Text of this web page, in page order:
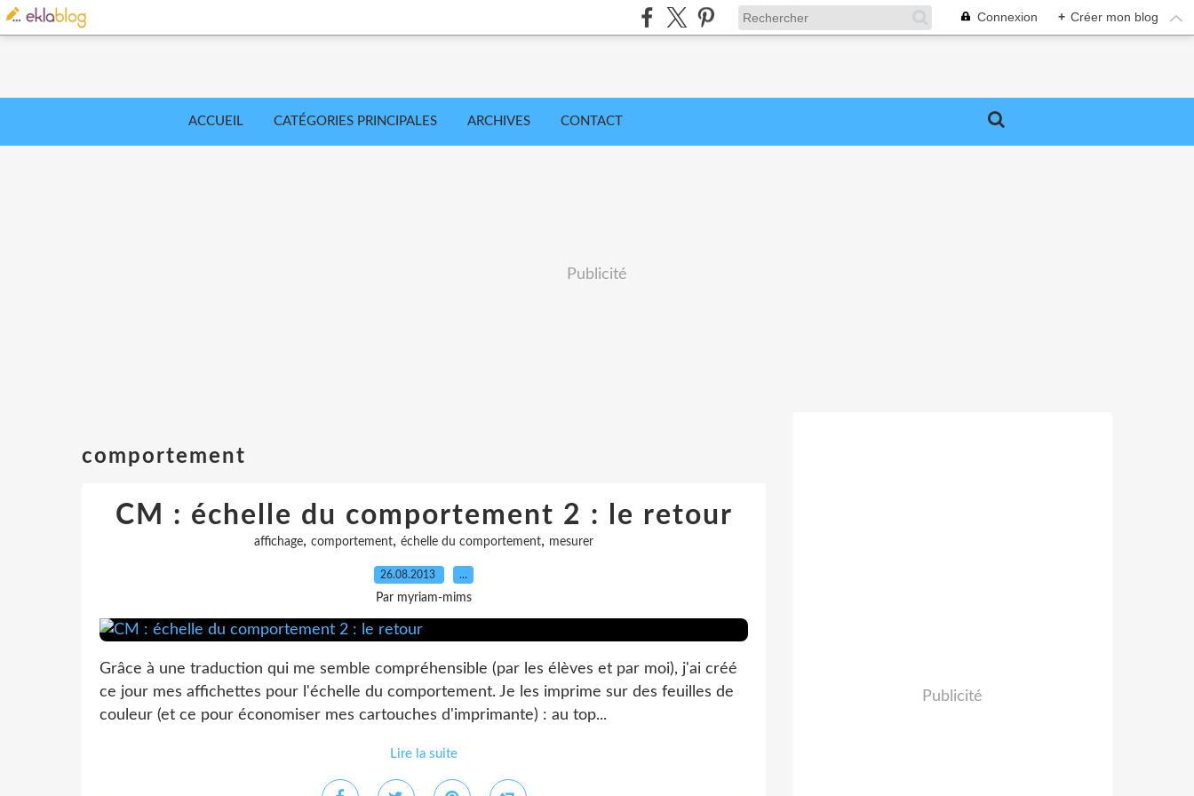
Connexion + Créer mon blog
ACCUEIL CATÉGORIES PRINCIPALES ARCHIVES CONTACT
Publicité
comportement
CM : échelle du comportement 2 : le retour
affichage, comportement, échelle du comportement, mesurer
26.08.2013 …
Par myriam-mims
Grâce à une traduction qui me semble compréhensible (par les élèves et par moi), j'ai créé
ce jour mes affichettes pour l'échelle du comportement. Je les imprime sur des feuilles de
couleur (et ce pour économiser mes cartouches d'imprimante) : au top...
Lire la suite
Publicité